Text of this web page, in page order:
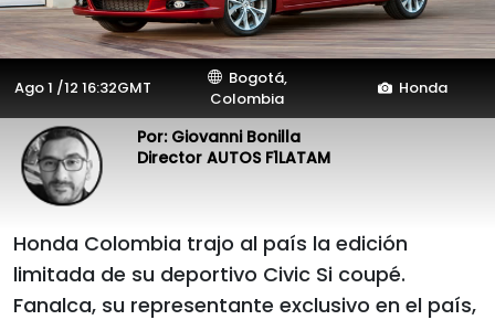
Ago 1 /12 16:32GMT
Bogotá,
Colombia
Honda
Por: Giovanni Bonilla
Director AUTOS F1LATAM
Honda Colombia trajo al país la edición
limitada de su deportivo Civic Si coupé.
Fanalca, su representante exclusivo en el país,